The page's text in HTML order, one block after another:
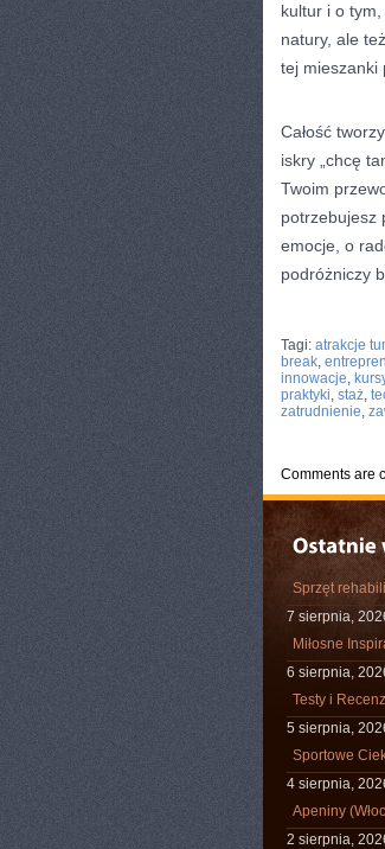
kultur i o
natury, ale
tej mieszanki
Całość
iskry „chcę
Twoim
potrzebujesz
emocje, o
podróżniczy
Tagi: atrakcje
break,
innowacje,
praktyki, staż,
zatrudnienie,
Comments are
Sprzęt
7 sierpnia,
Miłosne
6 sierpnia,
Testy i
5 sierpnia,
Sportowe
4 sierpnia,
Apeniny
2 sierpnia,